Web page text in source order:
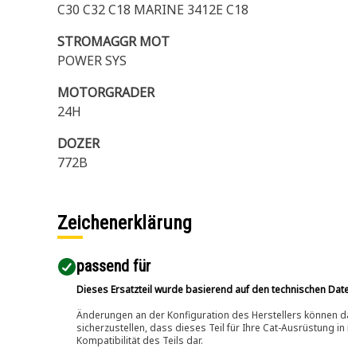
C30 C32 C18 MARINE 3412E C18
STROMAGGR MOT
POWER SYS
MOTORGRADER
24H
DOZER
772B
Zeichenerklärung
passend für​
Dieses Ersatzteil wurde basierend auf den technischen
Änderungen an der Konfiguration des Herstellers können
sicherzustellen, dass dieses Teil für Ihre Cat-Ausrüstung
Kompatibilität des Teils dar.